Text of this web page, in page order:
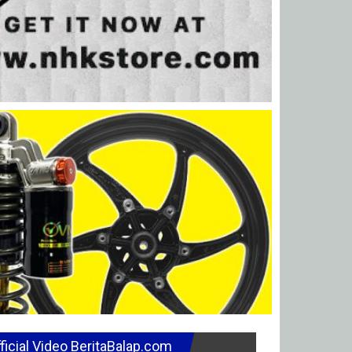
Video BeritaBalap.com